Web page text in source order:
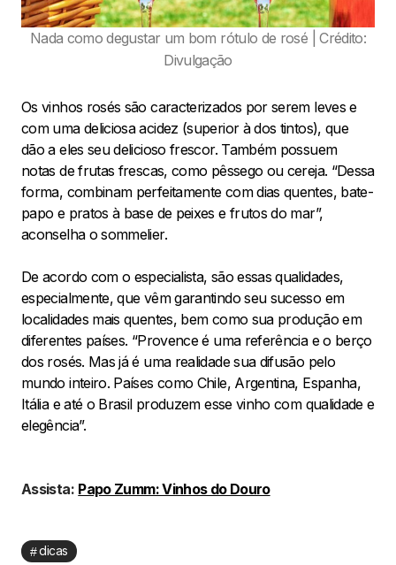
Nada como degustar um bom rótulo de rosé | Crédito:
Divulgação
Os vinhos rosés são caracterizados por serem leves e
com uma deliciosa acidez (superior à dos tintos), que
dão a eles seu delicioso frescor. Também possuem
notas de frutas frescas, como pêssego ou cereja. “Dessa
forma, combinam perfeitamente com dias quentes, bate-
papo e pratos à base de peixes e frutos do mar”,
aconselha o sommelier.
De acordo com o especialista, são essas qualidades,
especialmente, que vêm garantindo seu sucesso em
localidades mais quentes, bem como sua produção em
diferentes países. “Provence é uma referência e o berço
dos rosés. Mas já é uma realidade sua difusão pelo
mundo inteiro. Países como Chile, Argentina, Espanha,
Itália e até o Brasil produzem esse vinho com qualidade e
elegência”.
Assista: Papo Zumm: Vinhos do Douro
dicas